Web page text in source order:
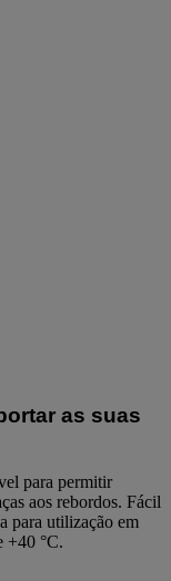
as suas
para permitir
aos rebordos. Fácil
para utilização em
+40 °C.